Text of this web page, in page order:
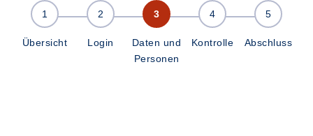
Übersicht Login
Daten und
Personen
Kontrolle Abschluss